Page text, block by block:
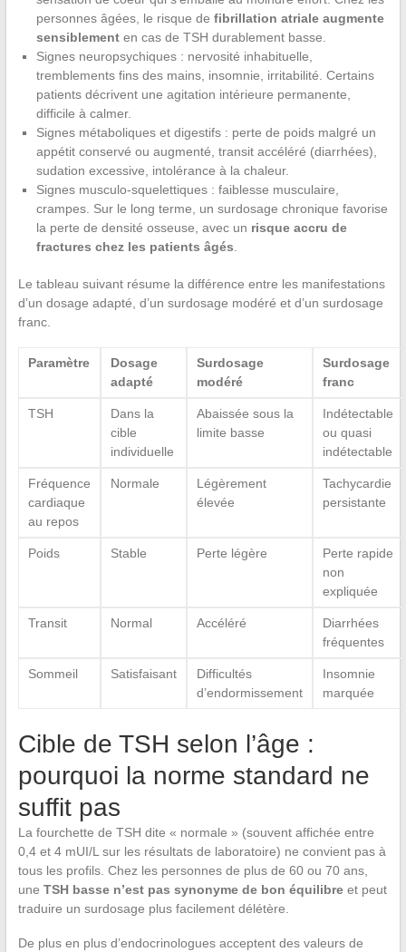
personnes âgées, le risque de fibrillation atriale augmente
sensiblementen cas de TSH durablement basse.
Signes neuropsychiques : nervosité inhabituelle,
tremblements fins des mains, insomnie, irritabilité. Certains
patients décrivent une agitation intérieure permanente,
difficile à calmer.
Signes métaboliques et digestifs : perte de poids malgré un
appétit conservé ou augmenté, transit accéléré (diarrhées),
sudation excessive, intolérance à la chaleur.
Signes musculo-squelettiques : faiblesse musculaire,
crampes. Sur le long terme, un surdosage chronique favorise
la perte de densité osseuse, avec un risque accru de
fractures chez les patients âgés.
Le tableau suivant résume la différence entre les manifestations
d’un dosage adapté, d’un surdosage modéré et d’un surdosage
franc.
Paramètre
Dosage
adapté
Surdosage
modéré
Surdosage
franc
TSH
Dans la
cible
individuelle
Abaissée sous la
limite basse
Indétectable
ou quasi
indétectable
Fréquence
cardiaque
au repos
Normale
Légèrement
élevée
Tachycardie
persistante
Poids Stable Perte légère
Perte rapide
non
expliquée
Transit Normal Accéléré
Diarrhées
fréquentes
Sommeil Satisfaisant
Difficultés
d’endormissement
Insomnie
marquée
Cible de TSH selon l’âge :
pourquoi la norme standard ne
suffit pas
La fourchette de TSH dite « normale » (souvent affichée entre
0,4 et 4 mUI/L sur les résultats de laboratoire) ne convient pas à
tous les profils. Chez les personnes de plus de 60 ou 70 ans,
une TSH basse n’est pas synonyme de bon équilibreet peut
traduire un surdosage plus facilement délétère.
De plus en plus d’endocrinologues acceptent des valeurs de